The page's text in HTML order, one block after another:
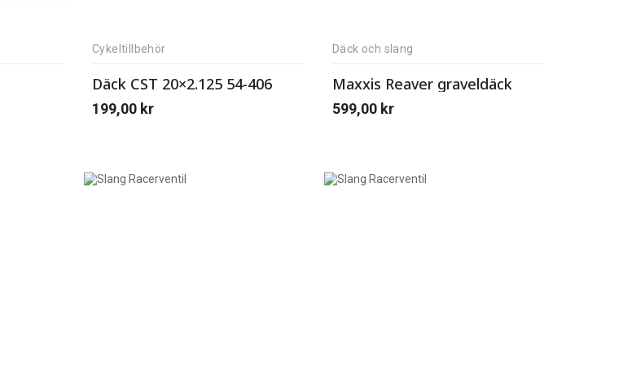
Cykeltillbehör
Däck CST 20×2.125 54-406
199,00 kr
Däck och slang
Maxxis Reaver graveldäck
599,00 kr